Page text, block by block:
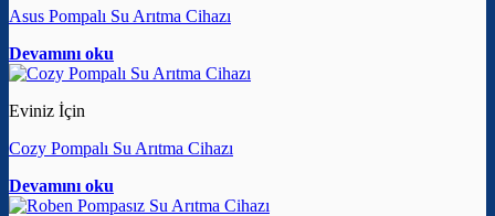
Asus Pompalı Su Arıtma Cihazı
Devamını oku
Eviniz İçin
Cozy Pompalı Su Arıtma Cihazı
Devamını oku